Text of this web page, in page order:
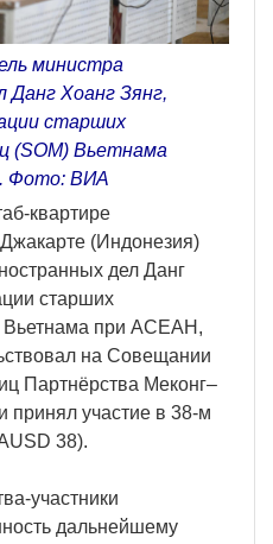
министра
Данг Хоанг Зянг,
старших
(SOM) Вьетнама
Фото: ВИА
квартире
(Индонезия)
дел Данг
старших
Вьетнама при АСЕАН,
на Совещании
Партнёрства Меконг–
участие в 38-м
38).
участники
дальнейшему